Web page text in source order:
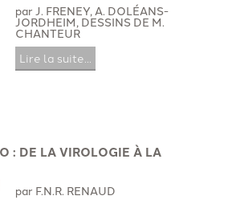
par J. FRENEY, A. DOLÉANS-
JORDHEIM, DESSINS DE M.
CHANTEUR
Lire la suite...
: DE LA VIROLOGIE À LA
par F.N.R. RENAUD